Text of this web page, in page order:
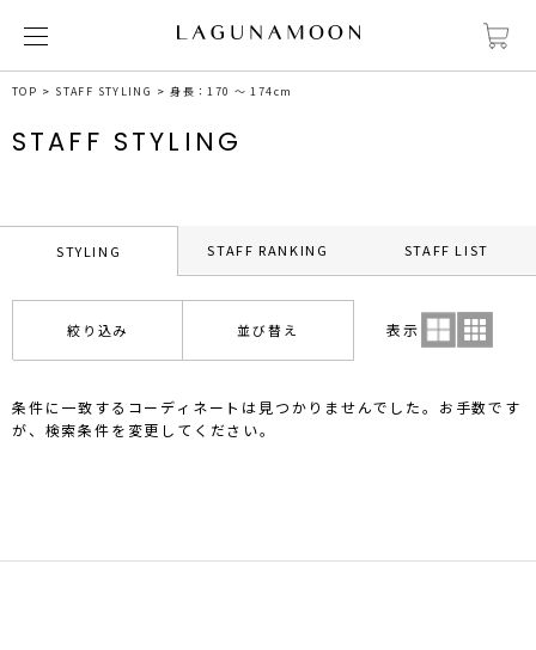
TOP STAFF STYLING 身長：170 ～ 174cm
STAFF STYLING
STYLING STAFF RANKING STAFF LIST
絞り込み 並び替え 表示
条件に一致するコーディネートは見つかりませんでした。お手数です
が、検索条件を変更してください。